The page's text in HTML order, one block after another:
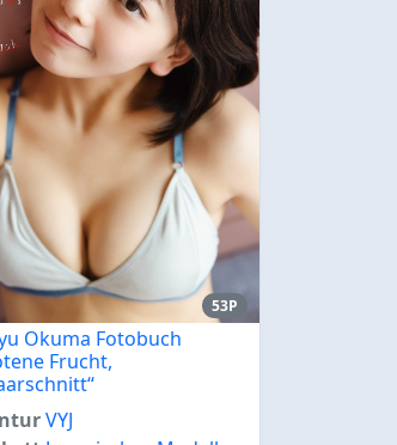
53P
Okuma Fotobuch
Frucht,
VYJ